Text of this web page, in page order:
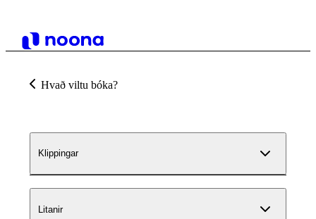
Hvað viltu bóka?
Klippingar
Litanir